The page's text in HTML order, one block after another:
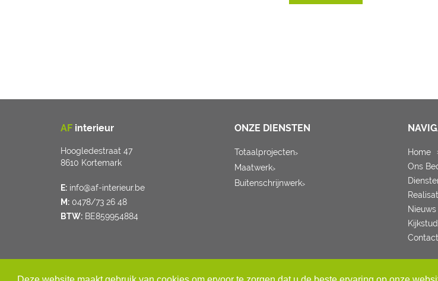
AF interieur
Hoogledestraat 47
8610 Kortemark
E: info@af-interieur.be
M: 0478/73 26 48
BTW: BE859954884
ONZE DIENSTEN
Totaalprojecten>
Maatwerk>
Buitenschrijnwerk>
Home
Ons
Nieuws
Contact